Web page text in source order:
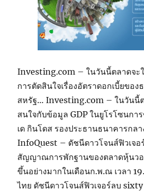
Investing.com – ในวันนี้ตลาดจะ
การตัดสินใจเรื่องอัตราดอกเบี้ยของ
สหรัฐ… Investing.com – ในวันนี้
สนใจกับข้อมูล GDP ในยูโรโซนกา
เด กินโดส รองประธานธนาคารกล
InfoQuest – ดัชนีดาวโจนส์ฟิวเจอ
สัญญาณการพักฐานของตลาดหุ้นว
ขึ้นอย่างมากในเดือนก.พ.ณ เวลา
ไทย ดัชนีดาวโจนส์ฟิวเจอร์ลบ